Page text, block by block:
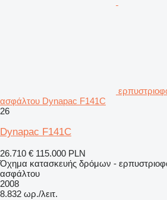
ασφάλτου Dynapac F141C
26
Dynapac F141C
26.710 € 115.000 PLN
Όχημα κατασκευής δρόμων -
ασφάλτου
2008
8.832 ωρ./λειτ.